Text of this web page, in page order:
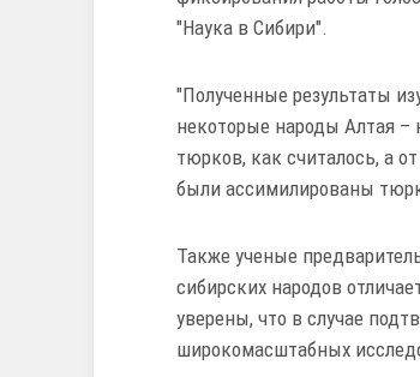
"Наука в Сибири".
"Полученные результаты
некоторые народы Алтая
тюрков, как считалось, а
были ассимилированы
Также ученые
сибирских народов
уверены, что в случае
широкомасштабных